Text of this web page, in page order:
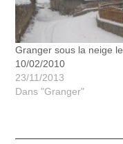
Granger sous la neige le
10/02/2010
23/11/2013
Dans "Granger"